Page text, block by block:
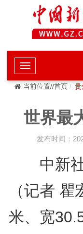
当前位置//首页 贵
世界最
发布时间：
中新社
（记者
米、宽